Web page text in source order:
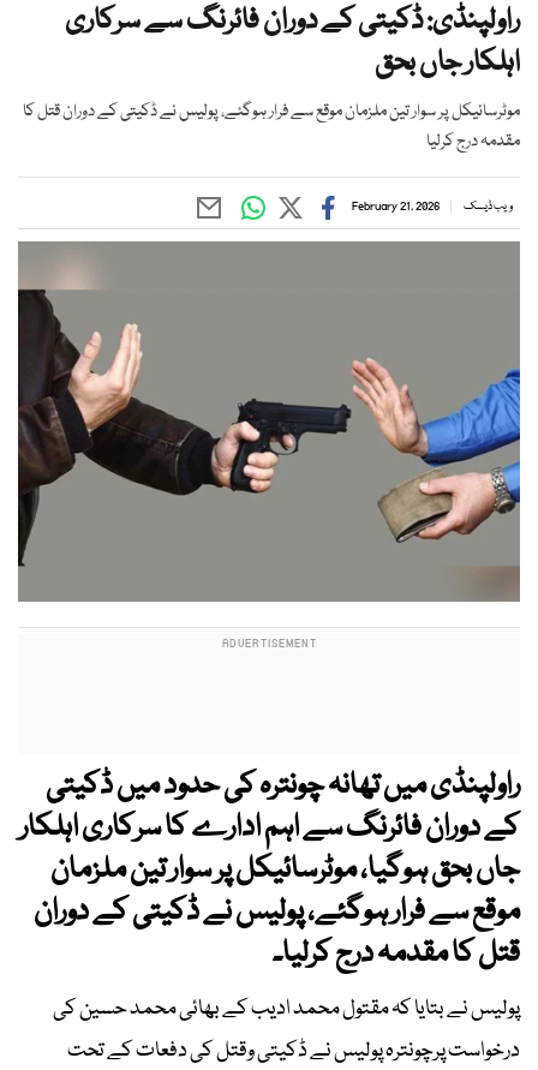
راولپنڈی: ڈکیتی کے دوران فائرنگ سے سرکاری
اہلکار جاں بحق
موٹرسائیکل پر سوار تین ملزمان موقع سے فرار ہوگئے، پولیس نے ڈکیتی کے دوران قتل کا
مقدمہ درج کرلیا
ویب ڈیسک February 21, 2026
راولپنڈی میں تھانہ چونترہ کی حدود میں ڈکیتی
کے دوران فائرنگ سے اہم ادارے کا سرکاری اہلکار
جاں بحق ہوگیا، موٹرسائیکل پر سوار تین ملزمان
موقع سے فرار ہوگئے، پولیس نے ڈکیتی کے دوران
قتل کا مقدمہ درج کرلیا۔
پولیس نے بتایا کہ مقتول محمد ادیب کے بھائی محمد حسین کی
درخواست پرچونترہ پولیس نے ڈکیتی وقتل کی دفعات کے تحت